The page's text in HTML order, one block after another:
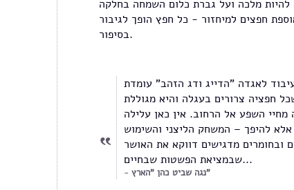
חפצים למיחזור - כל חפץ הופך לגיבור
בסיפור.
לאגדה "הדייג ודג הזהב" עומדת
חפציה צרורים בעגלה והיא מגוללת
מחיי השפע אל הרחוב. אין כאן עלילה
להיפך – המשחק הליצני והשימוש
ובחומרים מדגישים דווקא את האושר
שבמציאת הפשטות שבחיים...
נגה שביט כהן "הארץ"